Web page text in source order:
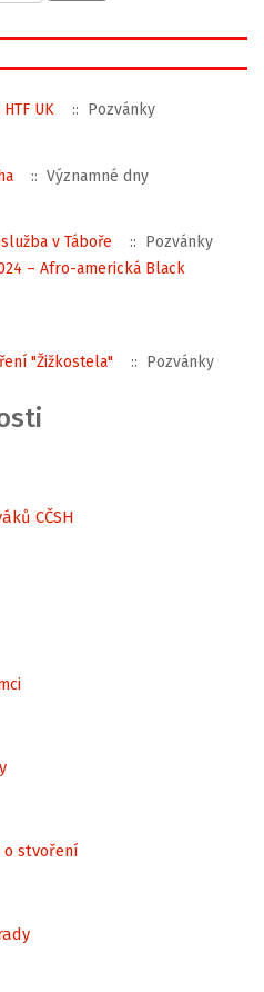
UK
:: Pozvánky
:: Významné dny
v Táboře
:: Pozvánky
– Afro-americká Black
"Žižkostela" :: Pozvánky
CČSH
o stvoření